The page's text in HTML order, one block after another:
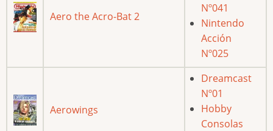
Aero the Acro-Bat 2
Nº041
Nintendo
Acción
Nº025
Aerowings
Dreamcast
Nº01
Hobby
Consolas